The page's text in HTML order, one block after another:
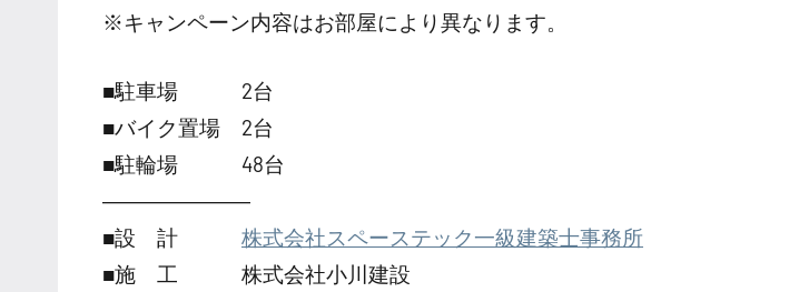
※キャンペーン内容はお部屋により異なります。
■駐車場 2台
■バイク置場 2台
■駐輪場 48台
―――――――
■設 計 株式会社スペーステック一級建築士事務所
■施 工 株式会社小川建設